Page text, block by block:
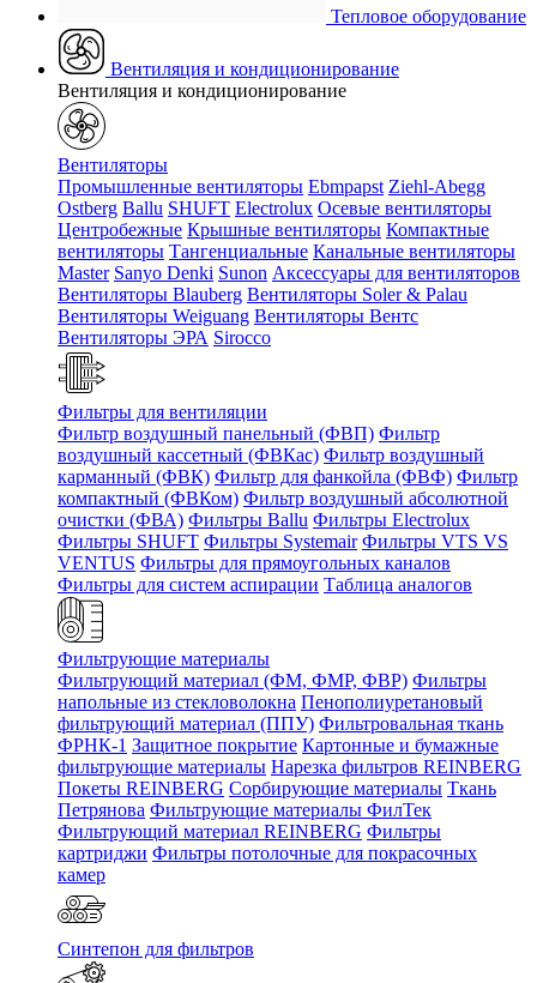
Тепловое оборудование
Вентиляция и кондиционирование
Вентиляция и кондиционирование
Вентиляторы
Промышленные вентиляторы Ebmpapst Ziehl-Abegg
Ostberg Ballu SHUFT Electrolux Осевые вентиляторы
Центробежные Крышные вентиляторы Компактные
вентиляторы Тангенциальные Канальные вентиляторы
Master Sanyo Denki Sunon Аксессуары для вентиляторов
Вентиляторы Blauberg Вентиляторы Soler & Palau
Вентиляторы Weiguang Вентиляторы Вентс
Вентиляторы ЭРА Sirocco
Фильтры для вентиляции
Фильтр воздушный панельный (ФВП) Фильтр
воздушный кассетный (ФВКас) Фильтр воздушный
карманный (ФВК) Фильтр для фанкойла (ФВФ) Фильтр
компактный (ФВКом) Фильтр воздушный абсолютной
очистки (ФВА) Фильтры Ballu Фильтры Electrolux
Фильтры SHUFT Фильтры Systemair Фильтры VTS VS
VENTUS Фильтры для прямоугольных каналов
Фильтры для систем аспирации Таблица аналогов
Фильтрующие материалы
Фильтрующий материал (ФМ, ФМР, ФВР) Фильтры
напольные из стекловолокна Пенополиуретановый
фильтрующий материал (ППУ) Фильтровальная ткань
ФРНК-1 Защитное покрытие Картонные и бумажные
фильтрующие материалы Нарезка фильтров REINBERG
Покеты REINBERG Сорбирующие материалы Ткань
Петрянова Фильтрующие материалы ФилТек
Фильтрующий материал REINBERG Фильтры
картриджи Фильтры потолочные для покрасочных
камер
Синтепон для фильтров